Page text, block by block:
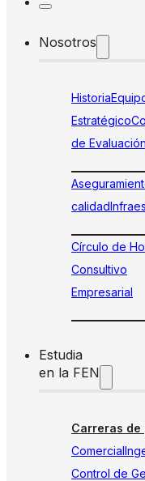
Nosotros
Historia
Estratégico
de
calidad
Círculo de
Consultivo
Empresarial
Estudia
en la FEN
Carreras de
Comercial
Control de